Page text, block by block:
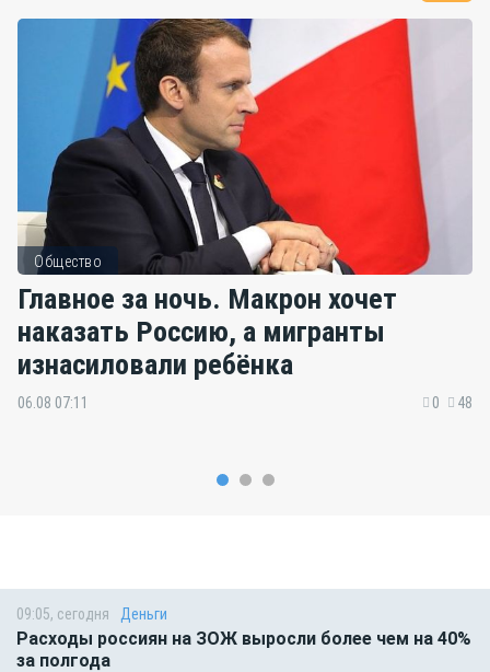
Общество
Главное за ночь. Макрон хочет
наказать Россию, а мигранты
изнасиловали ребёнка
06.08 07:11 0 48
09:05, сегодня Деньги
Расходы россиян на ЗОЖ выросли более чем на 40%
за полгода